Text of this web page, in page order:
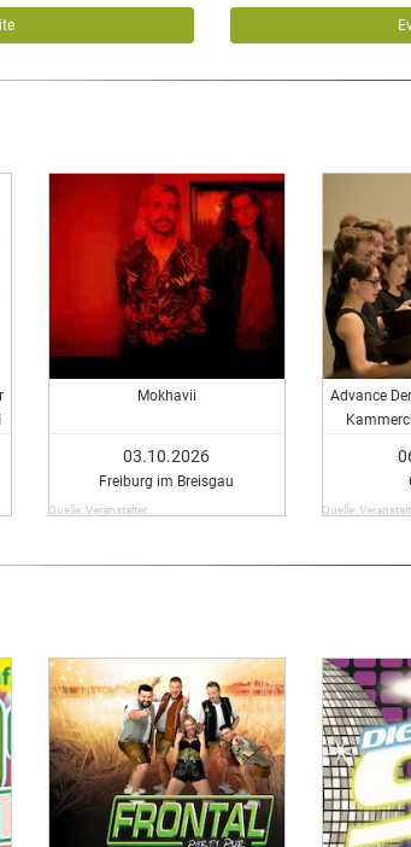
Mokhavii
03.10.2026
Freiburg im Breisgau
Quelle: Veranstalter
Advance
Quelle: